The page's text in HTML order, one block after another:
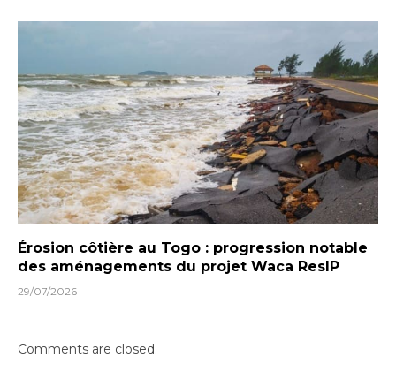
Érosion côtière au Togo : progression notable
des aménagements du projet Waca ResIP
29/07/2026
Comments are closed.